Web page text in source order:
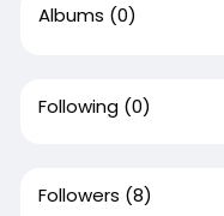
Albums (0)
Following (0)
Followers (8)